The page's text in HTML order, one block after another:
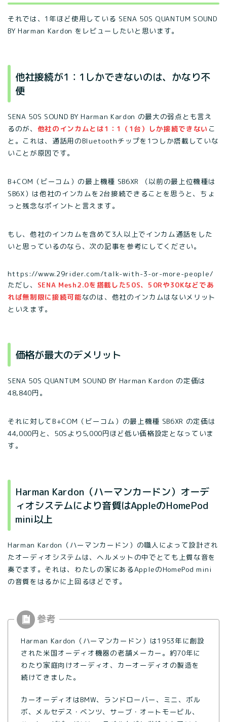
それでは、1年ほど使用している SENA 50S QUANTUM SOUND
BY Harman Kardon をレビューしたいと思います。
他社接続が1：1しかできないのは、かなり不
便
SENA 50S SOUND BY Harman Kardon の最大の弱点とも言え
るのが、 他社のインカムとは1：1（1台）しか接続できない こ
と。これは、通話用のBluetoothチップを1つしか搭載していな
いことが原因です。
B+COM（ビーコム）の最上機種 SB6XR （以前の最上位機種は
SB6X）は他社のインカムを2台接続できることを思うと、ちょ
っと残念なポイントと言えます。
もし、他社のインカムを含めて3人以上でインカム通話をした
いと思っているのなら、次の記事を参考にしてください。
https://www.29rider.com/talk-with-3-or-more-people/
ただし、 SENA Mesh2.0を搭載した50S、50Rや30Kなどであ
れば無制限に接続可能なのは、他社のインカムはないメリット
といえます。
価格が最大のデメリット
SENA 50S QUANTUM SOUND BY Harman Kardon の定価は
48,840円。
それに対してB+COM（ビーコム）の最上機種 SB6XR の定価は
44,000円と、50Sより5,000円ほど低い価格設定となっていま
す。
Harman Kardon（ハーマンカードン）オーデ
ィオシステムにより音質はAppleのHomePod
mini以上
Harman Kardon（ハーマンカードン）の職人によって設計され
たオーディオシステムは、ヘルメットの中でとても上質な音を
奏でます。それは、わたしの家にあるAppleのHomePod mini
の音質をはるかに上回るほどです。
Harman Kardon（ハーマンカードン）は1953年に創設
された米国オーディオ機器の老舗メーカー。約70年に
わたり家庭向けオーディオ、カーオーディオの製造を
続けてきました。
カーオーディオはBMW、ランドローバー、ミニ、ボル
ボ、メルセデス・ベンツ、サーブ・オートモービル、